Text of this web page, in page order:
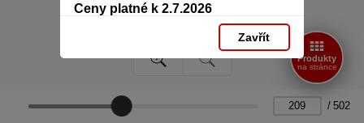
Ceny platné k 2.7.2026
Zavřít
/ 502
Produkty
na stránce